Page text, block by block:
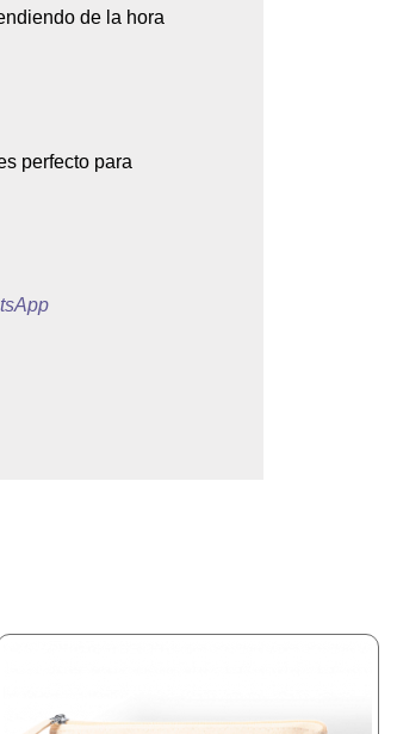
de la hora
perfecto para